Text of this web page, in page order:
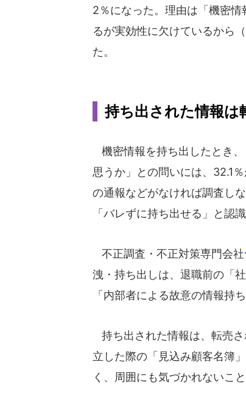
2％になった。理由は「機密
るが実効性に欠けているから
た。
持ち出された情報は
機密情報を持ち出したとき
思うか」との問いには、32.1
の通報などがなければ調査し
「バレずに持ち出せる」と認
不正調査・不正対策専門会社
洩・持ち出しは、退職前の「
「内部者による故意の情報持
持ち出された情報は、転売
立した際の「見込み顧客名簿
く、周囲にも気づかれないこ